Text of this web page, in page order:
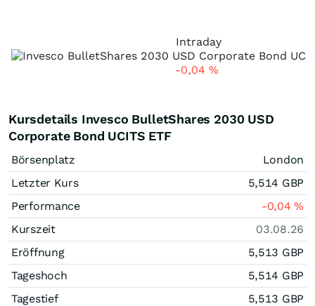
Intraday
-0,04 %
Kursdetails Invesco BulletShares 2030 USD
Corporate Bond UCITS ETF
Börsenplatz
London
Letzter Kurs
5,514 GBP
Performance
-0,04%
Kurszeit
03.08.26
Eröffnung
5,513 GBP
Tageshoch
5,514 GBP
Tagestief
5,513 GBP